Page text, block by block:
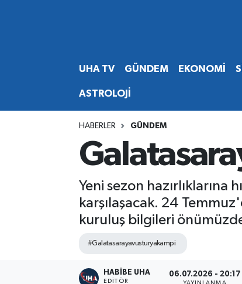
UHA TV GÜNDEM EKONOMİ
ASTROLOJİ
HABERLER GÜNDEM
Yeni sezon hazırlıklarına
karşılaşacak. 24
kuruluş bilgileri
#Galatasarayavusturyakampi
HABİBE UHA
EDITÖR
06.07.2026 - 20:17
YAYINLANMA
Hava Durumu
Süper Lig Puan Durumu ve Fikstür
Tüm Manşetler
Son Dakika Haberleri